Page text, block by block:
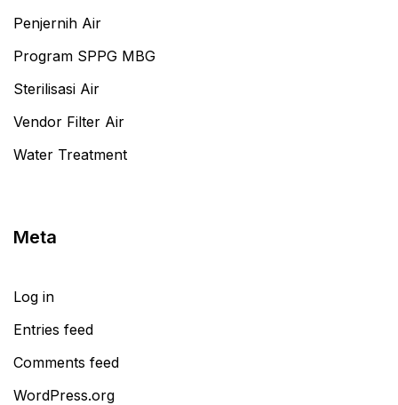
Penjernih Air
Program SPPG MBG
Sterilisasi Air
Vendor Filter Air
Water Treatment
Meta
Log in
Entries feed
Comments feed
WordPress.org